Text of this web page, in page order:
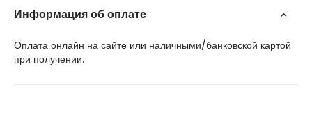
Информация об оплате
Оплата онлайн на сайте или наличными/банковской картой
при получении.